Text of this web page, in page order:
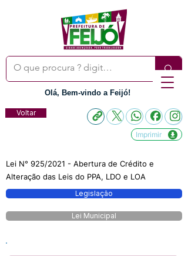
Olá, Bem-vindo a Feijó!
Voltar
Imprimir
Lei N° 925/2021 - Abertura de Crédito e
Alteração das Leis do PPA, LDO e LOA
Legislação
Lei Municipal